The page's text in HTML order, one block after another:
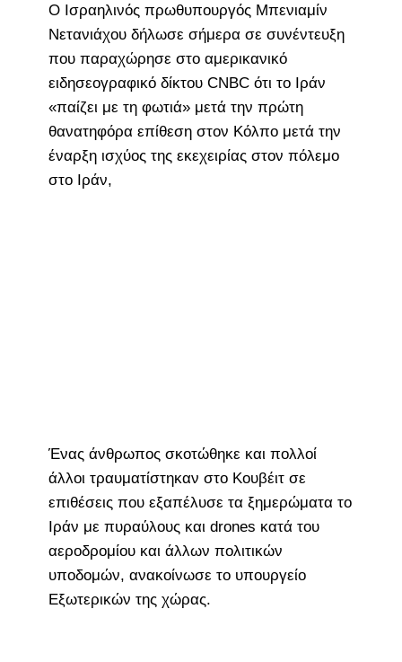
Ο Ισραηλινός πρωθυπουργός Μπενιαμίν
Νετανιάχου δήλωσε σήμερα σε συνέντευξη
που παραχώρησε στο αμερικανικό
ειδησεογραφικό δίκτου CNBC ότι το Ιράν
«παίζει με τη φωτιά» μετά την πρώτη
θανατηφόρα επίθεση στον Κόλπο μετά την
έναρξη ισχύος της εκεχειρίας στον πόλεμο
στο Ιράν,
Ένας άνθρωπος σκοτώθηκε και πολλοί
άλλοι τραυματίστηκαν στο Κουβέιτ σε
επιθέσεις που εξαπέλυσε τα ξημερώματα το
Ιράν με πυραύλους και drones κατά του
αεροδρομίου και άλλων πολιτικών
υποδομών, ανακοίνωσε το υπουργείο
Εξωτερικών της χώρας.